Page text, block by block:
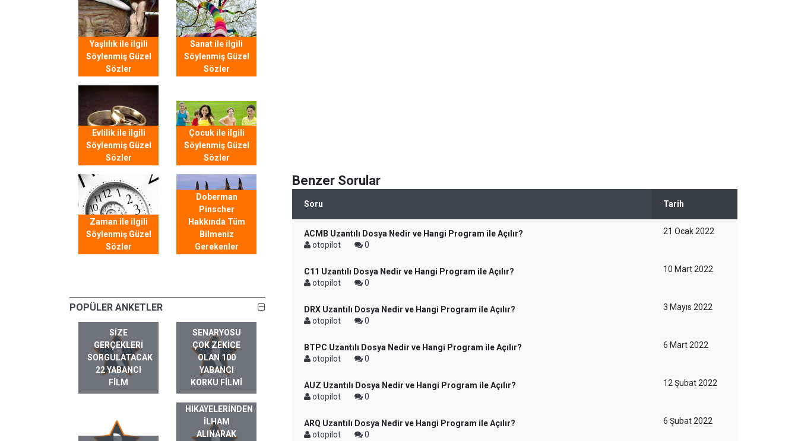
Yaşlılık ile ilgili
Söylenmiş Güzel
Sözler
Sanat ile ilgili
Söylenmiş Güzel
Sözler
Evlilik ile ilgili
Söylenmiş Güzel
Sözler
Çocuk ile ilgili
Söylenmiş Güzel
Sözler
Zaman ile ilgili
Söylenmiş Güzel
Sözler
Doberman
Pinscher
Hakkında Tüm
Bilmeniz
Gerekenler
POPÜLER ANKETLER
SIZE
GERÇEKLERI
SORGULATACAK
22 YABANCI
FILM
SENARYOSU
ÇOK ZEKICE
OLAN 100
YABANCI
KORKU FILMI
GERÇEK HAYAT
HIKAYELERINDEN
ILHAM
ALINARAK
Benzer Sorular
Soru Tarih
ACMB Uzantılı Dosya Nedir ve Hangi Program ile Açılır?
otopilot
0
21 Ocak 2022
C11 Uzantılı Dosya Nedir ve Hangi Program ile Açılır?
otopilot
0
10 Mart 2022
DRX Uzantılı Dosya Nedir ve Hangi Program ile Açılır?
otopilot
0
3 Mayıs 2022
BTPC Uzantılı Dosya Nedir ve Hangi Program ile Açılır?
otopilot
0
6 Mart 2022
AUZ Uzantılı Dosya Nedir ve Hangi Program ile Açılır?
otopilot
0
12 Şubat 2022
ARQ Uzantılı Dosya Nedir ve Hangi Program ile Açılır?
otopilot
0
6 Şubat 2022